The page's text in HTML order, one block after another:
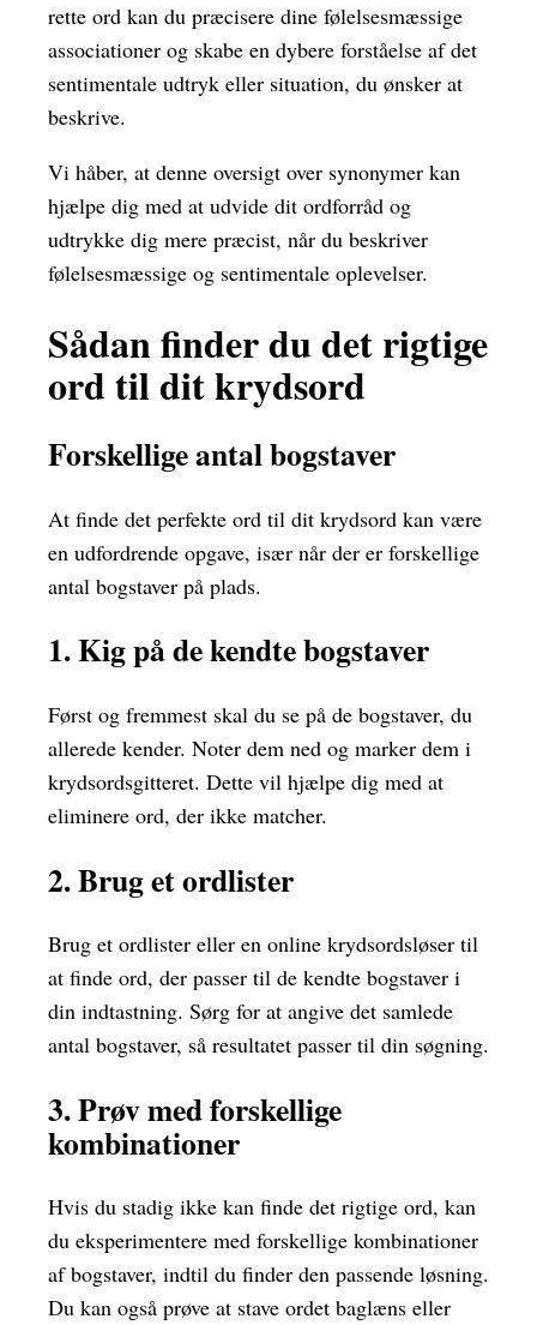
rette ord kan du præcisere dine følelsesmæssige
associationer og skabe en dybere forståelse af det
sentimentale udtryk eller situation, du ønsker at
beskrive.
Vi håber, at denne oversigt over synonymer kan
hjælpe dig med at udvide dit ordforråd og
udtrykke dig mere præcist, når du beskriver
følelsesmæssige og sentimentale oplevelser.
Sådan finder du det rigtige
ord til dit krydsord
Forskellige antal bogstaver
At finde det perfekte ord til dit krydsord kan være
en udfordrende opgave, især når der er forskellige
antal bogstaver på plads.
1. Kig på de kendte bogstaver
Først og fremmest skal du se på de bogstaver, du
allerede kender. Noter dem ned og marker dem i
krydsordsgitteret. Dette vil hjælpe dig med at
eliminere ord, der ikke matcher.
2. Brug et ordlister
Brug et ordlister eller en online krydsordsløser til
at finde ord, der passer til de kendte bogstaver i
din indtastning. Sørg for at angive det samlede
antal bogstaver, så resultatet passer til din søgning.
3. Prøv med forskellige
kombinationer
Hvis du stadig ikke kan finde det rigtige ord, kan
du eksperimentere med forskellige kombinationer
af bogstaver, indtil du finder den passende løsning.
Du kan også prøve at stave ordet baglæns eller